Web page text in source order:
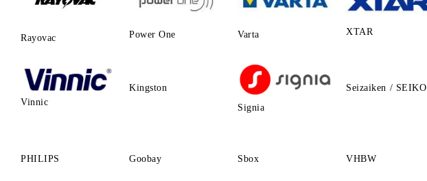
Rayovac Power One Varta XTAR
Vinnic
Kingston
Signia
Seizaiken / SEIKO
PHILIPS Goobay Sbox VHBW